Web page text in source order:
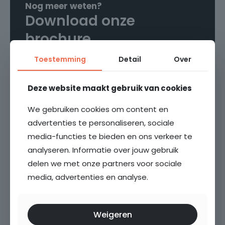
WTW-systeem.
Door de gehele woning ligt dezelfde PVC-vloer, en
ramen van het appartement zijn uitgerust met
elektrische screens en horren.
energiezuinige appartement is klaar voor directe
bewoning.
Het appartement beschikt tevens over een
externe (fietsen)berging.
- Energiezuinig en goed geïsoleerd appartement
Energielabel
A+
Garage
Openbaar parkeren
Nog meer weten?
Download onze
brochure
Download brochure
Media en documenten
Plattegrond
360° foto's
Toestemming Detail Over
Deze website maakt gebruik van cookies
We gebruiken cookies om content en
advertenties te personaliseren, sociale
media-functies te bieden en ons verkeer te
analyseren. Informatie over jouw gebruik
delen we met onze partners voor sociale
media, advertenties en analyse.
Weigeren